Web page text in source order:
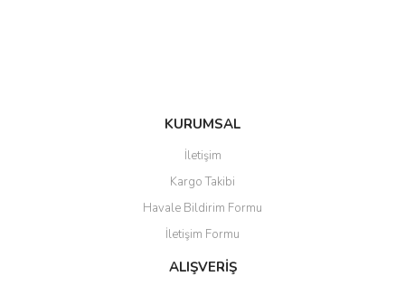
KURUMSAL
İletişim
Kargo Takibi
Havale Bildirim Formu
İletişim Formu
ALIŞVERİŞ